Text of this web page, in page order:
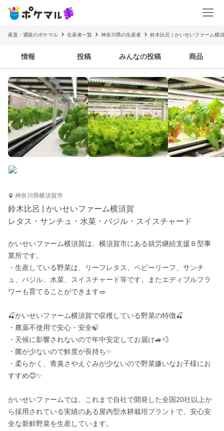
産直・通販のポケマル 生産者一覧 神奈川県の生産者 鈴木比呂 | かいせいファーム横
情報 投稿 みんなの投稿 商品
神奈川県横須賀市
鈴木比呂 | かいせいファーム横須賀
レタス・サンチュ・水菜・バジル・スイスチャード
かいせいファーム横須賀は、横須賀市にある就労継続支援Ｂ型事
業所です。
・生産している野菜は、リーフレタス、ベビーリーフ、サンチ
ュ、バジル、水菜、スイスチャード等です。またエディブルフラ
ワーも育てることができます🥗
🍒かいせいファーム横須賀で収穫している野菜の特徴🍒
・農薬不使用で安心・安全🍃
・天候に影響されないので年中安定してお届け🚙💨
・菌が少ないので鮮度が長持ち✨
・柔らかく、青臭さやえぐみが少ないので野菜嫌いなお子様にお
すすめ😊✨
かいせいファームでは、これまで自社で開発した全国20社以上か
ら採用されている実績のある屋内型水耕栽培プラントで、安心安
全な新鮮野菜を生産しています。